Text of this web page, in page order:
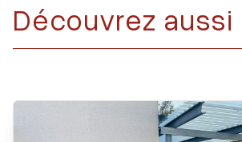
Découvrez aussi